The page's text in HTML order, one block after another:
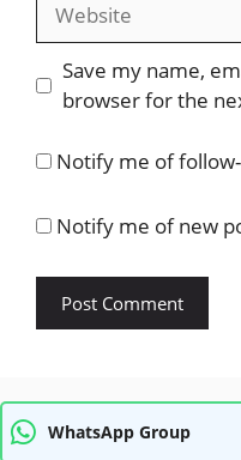
Save my name,
browser for the
Notify me of
Notify me of new
WhatsApp Group